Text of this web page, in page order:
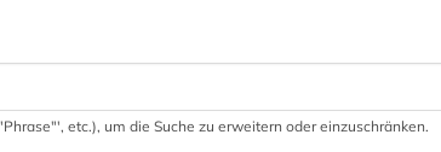
etc.), um die Suche zu erweitern oder einzuschränken.